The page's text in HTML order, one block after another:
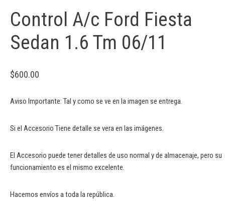
Control A/c Ford Fiesta
Sedan 1.6 Tm 06/11
$600.00
Aviso Importante: Tal y como se ve en la imagen se entrega.
Si el Accesorio Tiene detalle se vera en las imágenes.
El Accesorio puede tener detalles de uso normal y de almacenaje, pero su
funcionamiento es el mismo excelente.
Hacemos envíos a toda la república.